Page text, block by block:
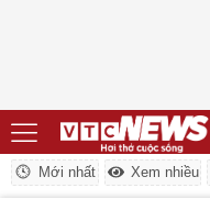
Mới nhất Xem nhiều